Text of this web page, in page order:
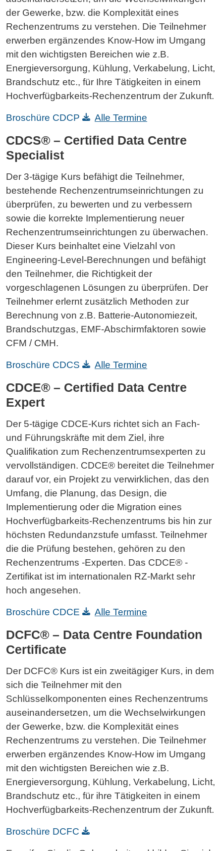
der Gewerke, bzw. die Komplexität eines
Rechenzentrums zu verstehen. Die Teilnehmer
erwerben ergänzendes Know-How im Umgang
mit den wichtigsten Bereichen wie z.B.
Energieversorgung, Kühlung, Verkabelung, Licht,
Brandschutz etc., für Ihre Tätigkeiten in einem
Hochverfügbarkeits-Rechenzentrum der Zukunft.
Broschüre CDCP Alle Termine
CDCS® – Certified Data Centre
Specialist
Der 3-tägige Kurs befähigt die Teilnehmer,
bestehende Rechenzentrumseinrichtungen zu
überprüfen, zu bewerten und zu verbessern
sowie die korrekte Implementierung neuer
Rechenzentrumseinrichtungen zu überwachen.
Dieser Kurs beinhaltet eine Vielzahl von
Engineering-Level-Berechnungen und befähigt
den Teilnehmer, die Richtigkeit der
vorgeschlagenen Lösungen zu überprüfen. Der
Teilnehmer erlernt zusätzlich Methoden zur
Berechnung von z.B. Batterie-Autonomiezeit,
Brandschutzgas, EMF-Abschirmfaktoren sowie
CFM / CMH.
Broschüre CDCS Alle Termine
CDCE® – Certified Data Centre
Expert
Der 5-tägige CDCE-Kurs richtet sich an Fach-
und Führungskräfte mit dem Ziel, ihre
Qualifikation zum Rechenzentrumsexperten zu
vervollständigen. CDCE® bereitet die Teilnehmer
darauf vor, ein Projekt zu verwirklichen, das den
Umfang, die Planung, das Design, die
Implementierung oder die Migration eines
Hochverfügbarkeits-Rechenzentrums bis hin zur
höchsten Redundanzstufe umfasst. Teilnehmer
die die Prüfung bestehen, gehören zu den
Rechenzentrums -Experten. Das CDCE® -
Zertifikat ist im internationalen RZ-Markt sehr
hoch angesehen.
Broschüre CDCE Alle Termine
DCFC® – Data Centre Foundation
Certificate
Der DCFC® Kurs ist ein zweitägiger Kurs, in dem
sich die Teilnehmer mit den
Schlüsselkomponenten eines Rechenzentrums
auseinandersetzen, um die Wechselwirkungen
der Gewerke, bzw. die Komplexität eines
Rechenzentrums zu verstehen. Die Teilnehmer
erwerben ergänzendes Know-How im Umgang
mit den wichtigsten Bereichen wie z.B.
Energieversorgung, Kühlung, Verkabelung, Licht,
Brandschutz etc., für ihre Tätigkeiten in einem
Hochverfügbarkeits-Rechenzentrum der Zukunft.
Broschüre DCFC